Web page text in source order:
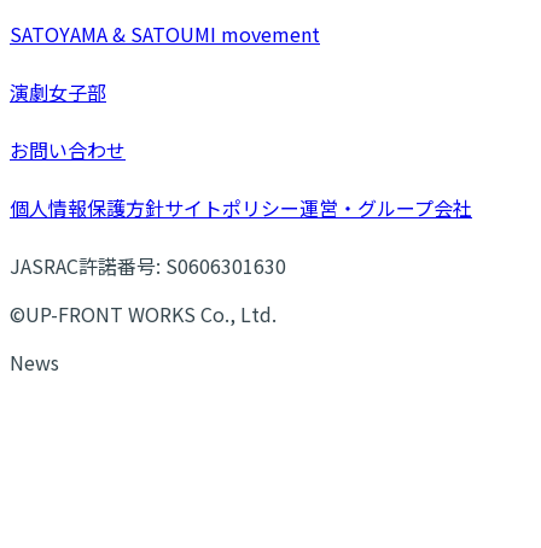
SATOYAMA & SATOUMI movement
演劇女子部
お問い合わせ
個人情報保護方針サイトポリシー運営・グループ会社
JASRAC許諾番号: S0606301630
©UP-FRONT WORKS Co., Ltd.
News